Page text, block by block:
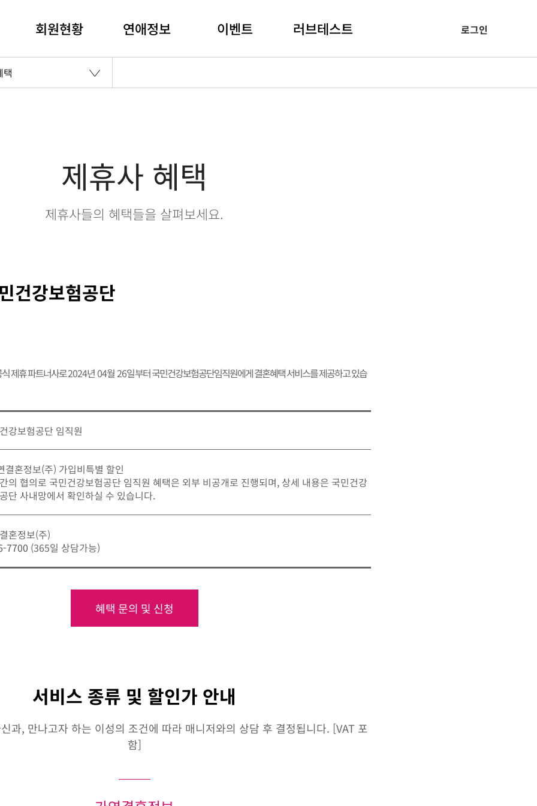
회원현황 연애정보 이벤트 러브테스트 로그인
택
제휴사 혜택
제휴사들의 혜택들을 살펴보세요.
건강보험공단
제휴 파트너사로2024년 04월 26일부터 국민건강보험공단임직원에게 결혼혜택 서비스를 제공하고 있습
강보험공단 임직원
결혼정보(주) 가입비특별 할인
의 협의로 국민건강보험공단 임직원 혜택은 외부 비공개로 진행되며, 상세 내용은 국민건강
단 사내망에서 확인하실 수 있습니다.
혼정보(주)
7700 (365일 상담가능)
혜택 문의 및 신청
서비스 종류 및 할인가 안내
과, 만나고자 하는 이성의 조건에 따라 매니저와의 상담 후 결정됩니다. [VAT 포
함]